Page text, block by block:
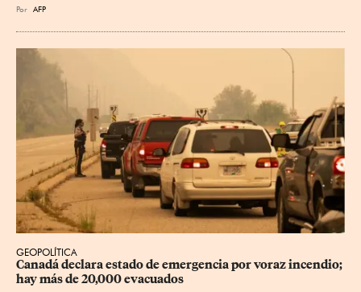
Por AFP
GEOPOLÍTICA
Canadá declara estado de emergencia por voraz incendio;
hay más de 20,000 evacuados